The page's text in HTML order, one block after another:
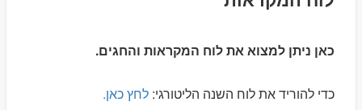
כאן ניתן למצוא את לוח המקראות והחגים.
כדי להוריד את לוח השנה הליטורגי: לחץ כאן.